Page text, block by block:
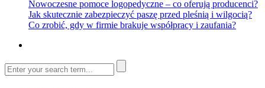
Nowoczesne pomoce logopedyczne – co oferują producenci?
Jak skutecznie zabezpieczyć paszę przed pleśnią i wilgocią?
Co zrobić, gdy w firmie brakuje współpracy i zaufania?